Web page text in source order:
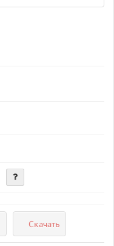
Скачать